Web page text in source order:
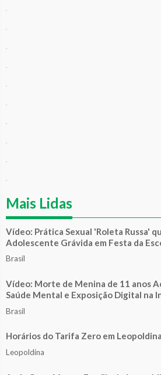
Mais Lidas
Vídeo: Prática Sexual 'Roleta Russa'
Adolescente Grávida em Festa da
Brasil
Vídeo: Morte de Menina de 11 anos
Saúde Mental e Exposição Digital na
Brasil
Horários do Tarifa Zero em Leopoldina
Leopoldina